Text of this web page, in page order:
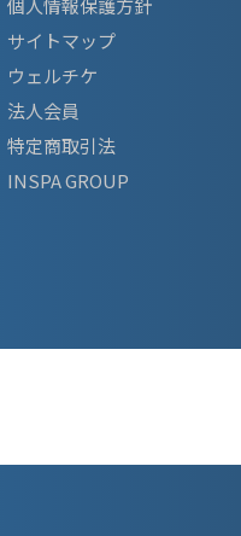
個人情報保護方針
サイトマップ
ウェルチケ
法人会員
特定商取引法
INSPA GROUP